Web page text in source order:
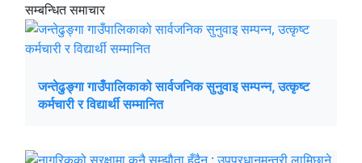
सम्बन्धित समाचार
जन्तेढुङ्गा गाउँपालिकाको सार्वजनिक सुनुवाइ सम्पन्न, उत्कृष्ट
कर्मचारी र विद्यार्थी सम्मानित